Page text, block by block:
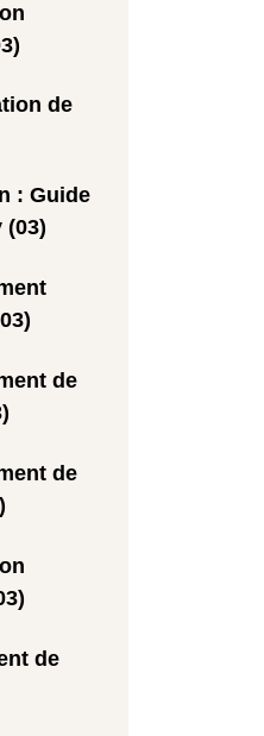
de
: Guide
(03)
de
de
de